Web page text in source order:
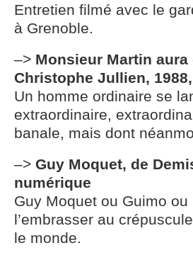
Entretien filmé avec le
à Grenoble.
–> Monsieur Martin
Christophe Jullien, 1988,
Un homme ordinaire se
extraordinaire,
banale, mais dont
–> Guy Moquet, de
numérique
Guy Moquet ou Guimo
l’embrasser au
le monde.